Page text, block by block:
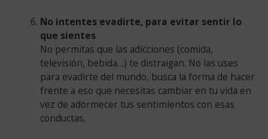
No intentes evadirte, para evitar sentir lo
que sientes
No permitas que las adicciones (comida,
televisión, bebida…) te distraigan. No las uses
para evadirte del mundo, busca la forma de hacer
frente a eso que necesitas cambiar en tu vida en
vez de adormecer tus sentimientos con esas
conductas.